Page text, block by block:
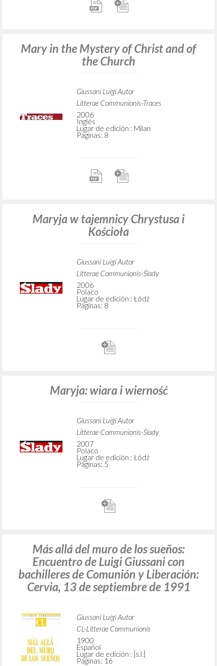
Mary in the Mystery of Christ and of
the Church
Giussani Luigi Autor
Litterae Communionis-Traces
2006
Inglés
Lugar de edición : Milan
Páginas: 8
Maryja w tajemnicy Chrystusa i
Kościoła
Giussani Luigi Autor
Litterae Communionis-Ślady
2006
Polaco
Lugar de edición : Łódź
Páginas: 8
Maryja: wiara i wierność
Giussani Luigi Autor
Litterae Communionis-Ślady
2007
Polaco
Lugar de edición : Łódź
Páginas: 5
Más allá del muro de los sueños:
Encuentro de Luigi Giussani con
bachilleres de Comunión y Liberación:
Cervia, 13 de septiembre de 1991
Giussani Luigi Autor
CL-Litterae Communionis
1900
Español
Lugar de edición : [s.l.]
Páginas: 16